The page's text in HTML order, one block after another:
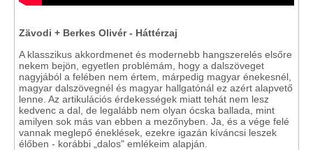
Zävodi + Berkes Olivér - Háttérzaj
A klasszikus akkordmenet és modernebb hangszerelés elsőre
nekem bejön, egyetlen problémám, hogy a dalszöveget
nagyjából a felében nem értem, márpedig magyar énekesnél,
magyar dalszövegnél és magyar hallgatónál ez azért alapvető
lenne. Az artikulációs érdekességek miatt tehát nem lesz
kedvenc a dal, de legalább nem olyan ócska ballada, mint
amilyen sok más van ebben a mezőnyben. Ja, és a vége felé
vannak meglepő éneklések, ezekre igazán kíváncsi leszek
élőben - korábbi „dalos" emlékeim alapján.